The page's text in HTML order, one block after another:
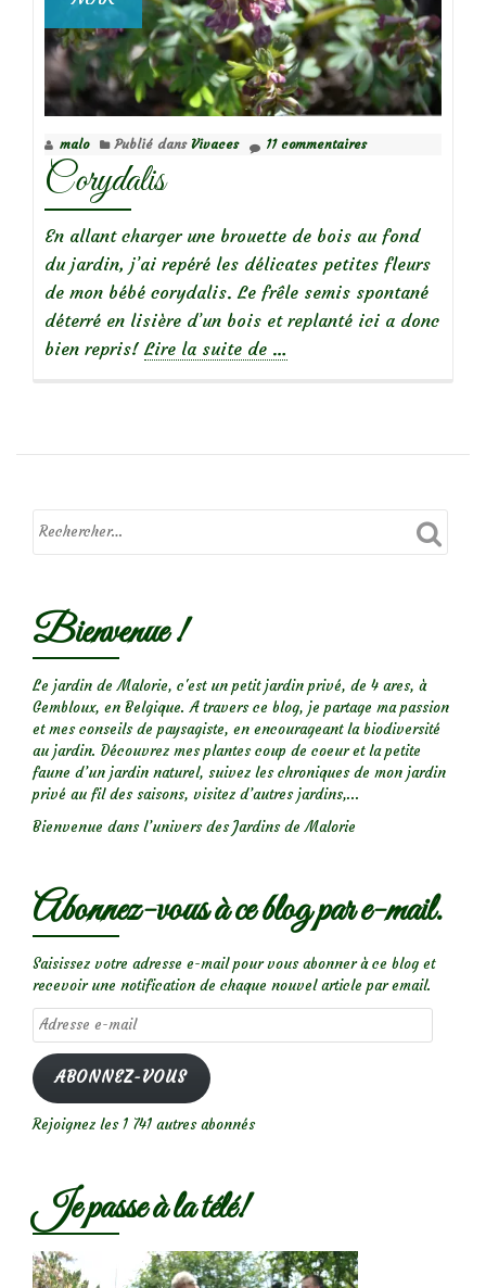
malo Publié dans Vivaces 11 commentaires
Corydalis
En allant charger une brouette de bois au fond
du jardin, j’ai repéré les délicates petites fleurs
de mon bébé corydalis. Le frêle semis spontané
déterré en lisière d’un bois et replanté ici a donc
bien repris! Lire la suite de …
Bienvenue !
Le jardin de Malorie, c'est un petit jardin privé, de 4 ares, à
Gembloux, en Belgique. A travers ce blog, je partage ma passion
et mes conseils de paysagiste, en encourageant la biodiversité
au jardin. Découvrez mes plantes coup de coeur et la petite
faune d’un jardin naturel, suivez les chroniques de mon jardin
privé au fil des saisons, visitez d’autres jardins,...
Bienvenue dans l’univers des Jardins de Malorie
Abonnez-vous à ce blog par e-mail.
Saisissez votre adresse e-mail pour vous abonner à ce blog et
recevoir une notification de chaque nouvel article par email.
Adresse
e-
mail
ABONNEZ-VOUS
Rejoignez les 1 741 autres abonnés
Je passe à la télé!